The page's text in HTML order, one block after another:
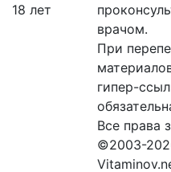
врачом.
При
гипер-
Все права
©2003-